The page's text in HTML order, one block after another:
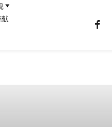
献